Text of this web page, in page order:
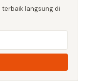
langsung di